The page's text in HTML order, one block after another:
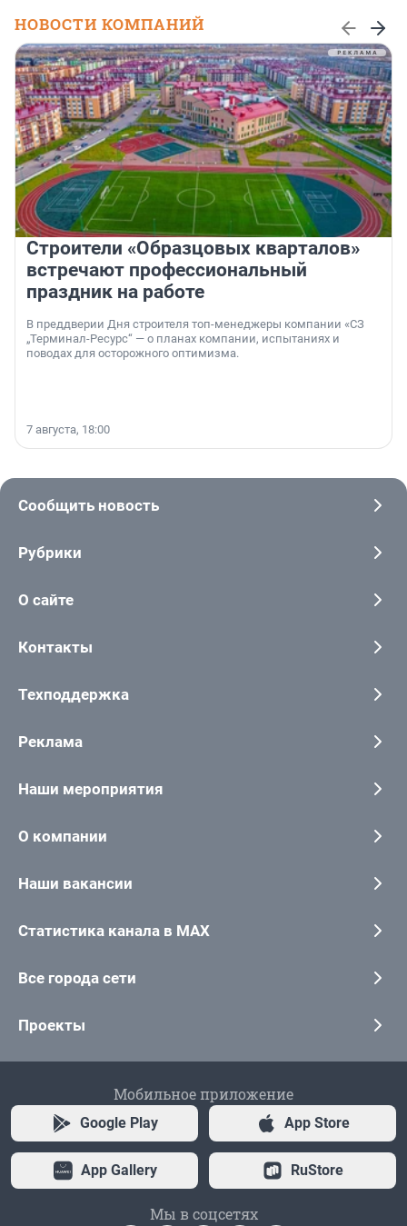
НОВОСТИ КОМПАНИЙ
Строители «Образцовых кварталов»
встречают профессиональный
праздник на работе
В преддверии Дня строителя топ-менеджеры компании «СЗ
„Терминал-Ресурс“ — о планах компании, испытаниях и
поводах для осторожного оптимизма.
7 августа, 18:00
Сообщить новость
Рубрики
О сайте
Контакты
Техподдержка
Реклама
Наши мероприятия
О компании
Наши вакансии
Статистика канала в MAX
Все города сети
Проекты
Мобильное приложение
Google Play App Store
App Gallery RuStore
Мы в соцсетях